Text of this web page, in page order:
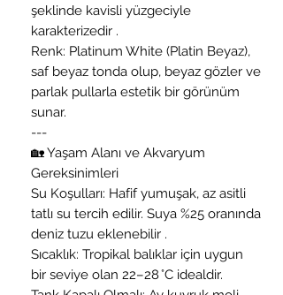
şeklinde kavisli yüzgeciyle
karakterizedir .
Renk: Platinum White (Platin Beyaz),
saf beyaz tonda olup, beyaz gözler ve
parlak pullarla estetik bir görünüm
sunar.
---
🏡 Yaşam Alanı ve Akvaryum
Gereksinimleri
Su Koşulları: Hafif yumuşak, az asitli
tatlı su tercih edilir. Suya %25 oranında
deniz tuzu eklenebilir .
Sıcaklık: Tropikal balıklar için uygun
bir seviye olan 22–28 °C idealdir.